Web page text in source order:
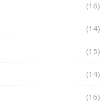
(16)
(14)
(15)
(14)
(16)